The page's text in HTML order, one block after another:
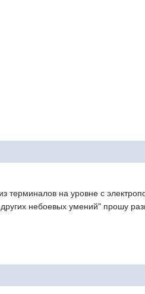
терминалов на уровне с
небоевых умений" прошу